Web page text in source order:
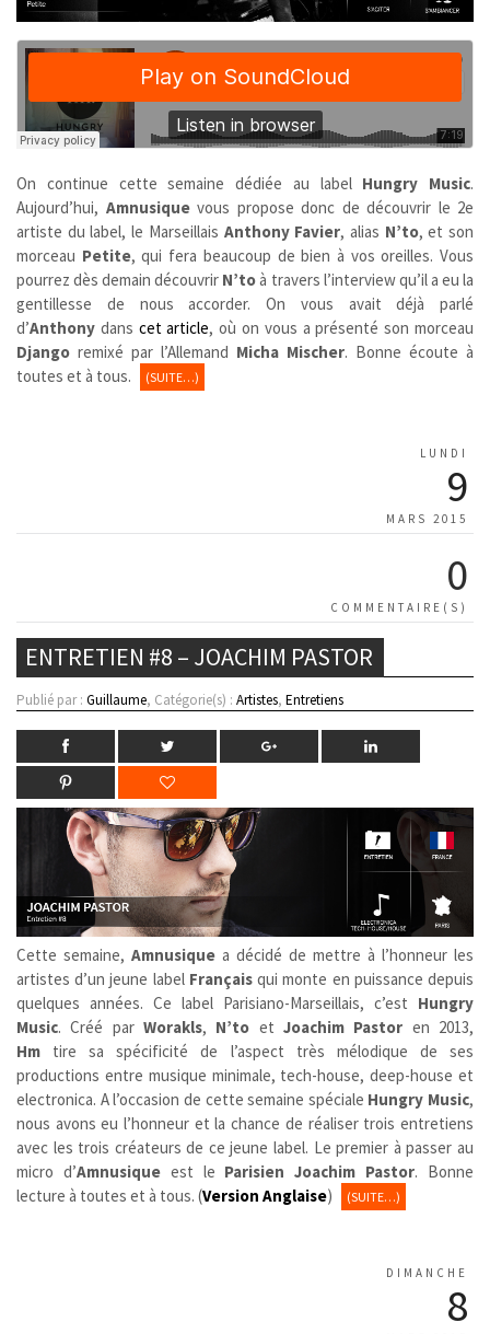
On continue cette semaine dédiée au label Hungry Music.
Aujourd’hui, Amnusiquevous propose donc de découvrir le 2e
artiste du label, le Marseillais Anthony Favier, alias N’to, et son
morceau Petite, qui fera beaucoup de bien à vos oreilles. Vous
pourrez dès demain découvrir N’toà travers l’interview qu’il a eu la
gentillesse de nous accorder. On vous avait déjà parlé
d’Anthony dans cet article, où on vous a présenté son morceau
Django remixé par l’Allemand Micha Mischer. Bonne écoute à
toutes et à tous.
(SUITE…)
LUNDI
9
MARS 2015
0
COMMENTAIRE(S)
ENTRETIEN #8 – JOACHIM PASTOR
Publié par : Guillaume, Catégorie(s) : Artistes, Entretiens
Cette semaine, Amnusique a décidé de mettre à l’honneur les
artistes d’un jeune label Françaisqui monte en puissance depuis
quelques années. Ce label Parisiano-Marseillais, c’est Hungry
Music. Créé par Worakls, N’to etJoachim Pastor en 2013,
Hm tire sa spécificité de l’aspect très mélodique de ses
productions entre musique minimale, tech-house, deep-house et
electronica. A l’occasion de cette semaine spéciale Hungry Music,
nous avons eu l’honneur et la chance de réaliser trois entretiens
avec les trois créateurs de ce jeune label. Le premier à passer au
micro d’Amnusiqueest le Parisien Joachim Pastor. Bonne
lecture à toutes et à tous. (Version Anglaise) (SUITE…)
DIMANCHE
8